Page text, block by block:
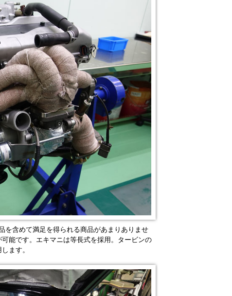
を含めて満足を得られる商品があまりありませ
能です。エキマニは等長式を採用。タービンの
ます。